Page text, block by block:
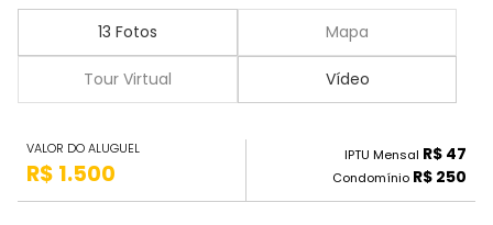
13 Fotos Mapa
Tour Virtual Vídeo
VALOR DO ALUGUEL
R$ 1.500
IPTU Mensal R$ 47
Condomínio R$ 250